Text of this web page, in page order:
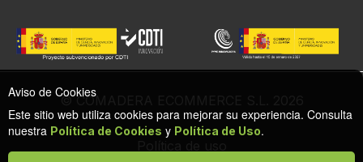
© COMADERA ECOMMERCE S.L. 2026
Aviso de Cookies
Este sitio web utiliza cookies para mejorar su experiencia. Consulta
nuestra Política de Cookies y Política de Uso.